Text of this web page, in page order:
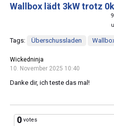
Wallbox lädt 3kW trotz
Tags: Überschussladen
Wickedninja
10. November 2025 10:40
Danke dir, ich teste das mal!
0 votes